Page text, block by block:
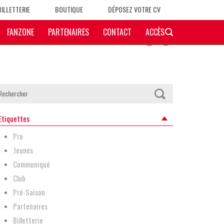
BOUTIQUE DÉPOSEZ VOTRE CV
FANZONE PARTENAIRES CONTACT ACCÈS
Pro
Jeunes
Communiqué
Club
Pré-Saison
Partenaires
Billetterie